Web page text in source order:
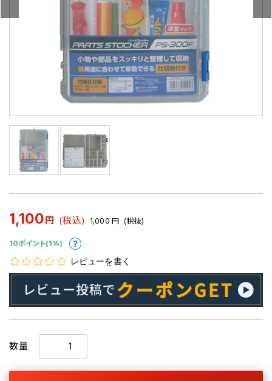
1,100 円 (税込) 1,000 円 (税抜)
10ポイント(1%)
レビューを書く
数量